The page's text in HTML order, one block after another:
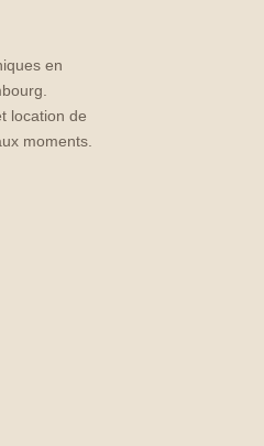
en
location de
moments.